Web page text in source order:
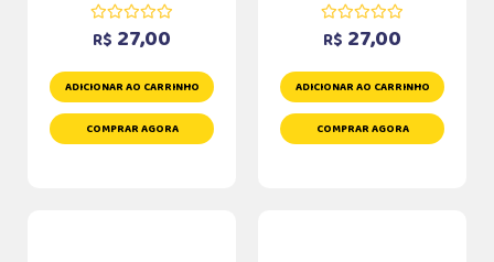
R$ 27,00
ADICIONAR AO CARRINHO
COMPRAR AGORA
R$ 27,00
ADICIONAR AO CARRINHO
COMPRAR AGORA